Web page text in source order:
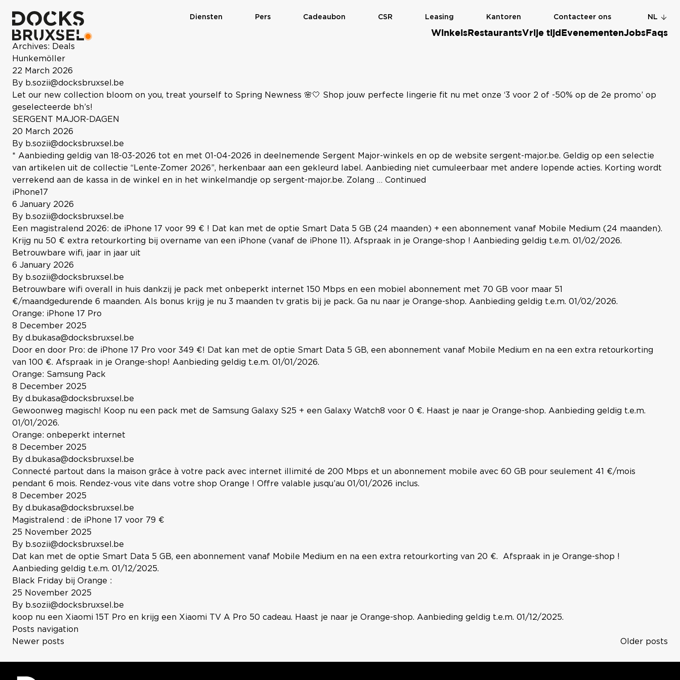
Winkels RestaurantsVrije tijd EvenementenJobs Faqs
Diensten Pers Cadeaubon CSR Leasing Kantoren Contacteer ons NL
Archives: Deals
Hunkemöller
22 March 2026
By b.sozii@docksbruxsel.be
Let our new collection bloom on you, treat yourself to Spring Newness 🌸🤍 Shop jouw perfecte lingerie fit nu met onze ‘3 voor 2 of -50% op de 2e promo’ op
geselecteerde bh’s!
SERGENT MAJOR-DAGEN
20 March 2026
By b.sozii@docksbruxsel.be
* Aanbieding geldig van 18-03-2026 tot en met 01-04-2026 in deelnemende Sergent Major-winkels en op de website sergent-major.be. Geldig op een selectie
van artikelen uit de collectie “Lente-Zomer 2026”, herkenbaar aan een gekleurd label. Aanbieding niet cumuleerbaar met andere lopende acties. Korting wordt
verrekend aan de kassa in de winkel en in het winkelmandje op sergent-major.be. Zolang … Continued
iPhone17
6 January 2026
By b.sozii@docksbruxsel.be
Een magistralend 2026: de iPhone 17 voor 99 € ! Dat kan met de optie Smart Data 5 GB (24 maanden) + een abonnement vanaf Mobile Medium (24 maanden).
Krijg nu 50 € extra retourkorting bij overname van een iPhone (vanaf de iPhone 11). Afspraak in je Orange-shop ! Aanbieding geldig t.e.m. 01/02/2026.
Betrouwbare wifi, jaar in jaar uit
6 January 2026
By b.sozii@docksbruxsel.be
Betrouwbare wifi overall in huis dankzij je pack met onbeperkt internet 150 Mbps en een mobiel abonnement met 70 GB voor maar 51
€/maandgedurende 6 maanden. Als bonus krijg je nu 3 maanden tv gratis bij je pack. Ga nu naar je Orange-shop. Aanbieding geldig t.e.m. 01/02/2026.
Orange: iPhone 17 Pro
8 December 2025
By d.bukasa@docksbruxsel.be
Door en door Pro: de iPhone 17 Pro voor 349 €! Dat kan met de optie Smart Data 5 GB, een abonnement vanaf Mobile Medium en na een extra retourkorting
van 100 €. Afspraak in je Orange-shop! Aanbieding geldig t.e.m. 01/01/2026.
Orange: Samsung Pack
8 December 2025
By d.bukasa@docksbruxsel.be
Gewoonweg magisch! Koop nu een pack met de Samsung Galaxy S25 + een Galaxy Watch8 voor 0 €. Haast je naar je Orange-shop. Aanbieding geldig t.e.m.
01/01/2026.
Orange: onbeperkt internet
8 December 2025
By d.bukasa@docksbruxsel.be
Connecté partout dans la maison grâce à votre pack avec internet illimité de 200 Mbps et un abonnement mobile avec 60 GB pour seulement 41 €/mois
pendant 6 mois. Rendez-vous vite dans votre shop Orange ! Offre valable jusqu’au 01/01/2026 inclus.
8 December 2025
By d.bukasa@docksbruxsel.be
Magistralend : de iPhone 17 voor 79 €
25 November 2025
By b.sozii@docksbruxsel.be
Dat kan met de optie Smart Data 5 GB, een abonnement vanaf Mobile Medium en na een extra retourkorting van 20 €. Afspraak in je Orange-shop !
Aanbieding geldig t.e.m. 01/12/2025.
Black Friday bij Orange :
25 November 2025
By b.sozii@docksbruxsel.be
koop nu een Xiaomi 15T Pro en krijg een Xiaomi TV A Pro 50 cadeau. Haast je naar je Orange-shop. Aanbieding geldig t.e.m. 01/12/2025.
Posts navigation
Older posts
Newer posts